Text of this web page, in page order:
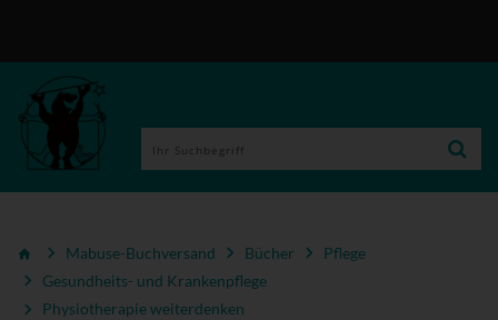
Mabuse-Buchversand Bücher
Pflege
Gesundheits- und Krankenpflege
Physiotherapie weiterdenken